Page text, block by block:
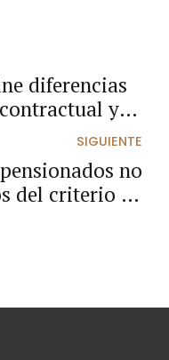
diferencias
y
de losSIGUIENTE
no
del criterio de